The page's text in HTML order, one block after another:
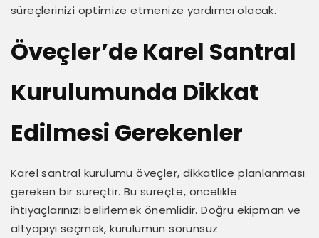
süreçlerinizi optimize etmenize yardımcı olacak.
Öveçler’de Karel Santral
Kurulumunda Dikkat
Edilmesi Gerekenler
Karel santral kurulumu öveçler, dikkatlice planlanması
gereken bir süreçtir. Bu süreçte, öncelikle
ihtiyaçlarınızı belirlemek önemlidir. Doğru ekipman ve
altyapıyı seçmek, kurulumun sorunsuz